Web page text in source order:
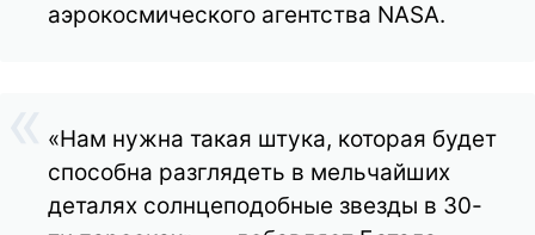
аэрокосмического агентства NASA.
«Нам нужна такая штука, которая будет
способна разглядеть в мельчайших
деталях солнцеподобные звезды в 30-